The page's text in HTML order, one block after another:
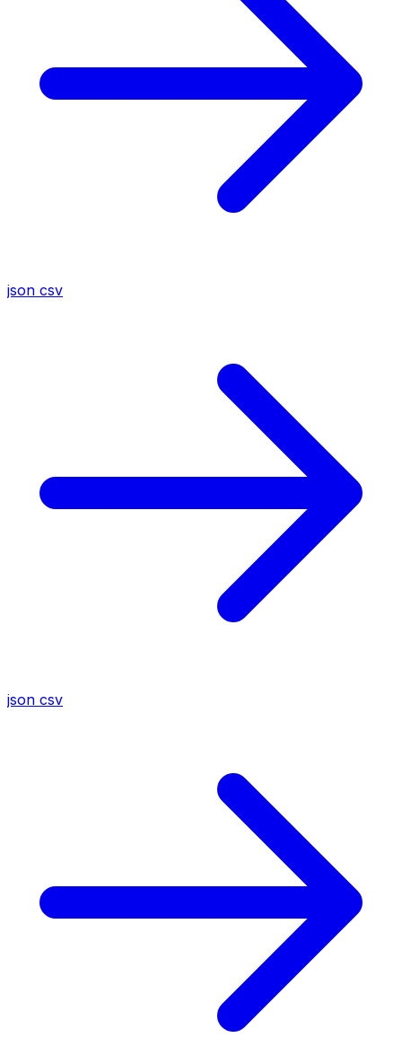
json csv
json csv